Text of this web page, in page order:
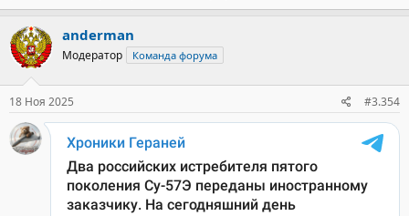
anderman
Модератор Команда форума
18 Ноя 2025 #3.354